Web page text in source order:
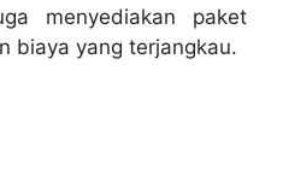
menyediakan paket
biaya yang terjangkau.